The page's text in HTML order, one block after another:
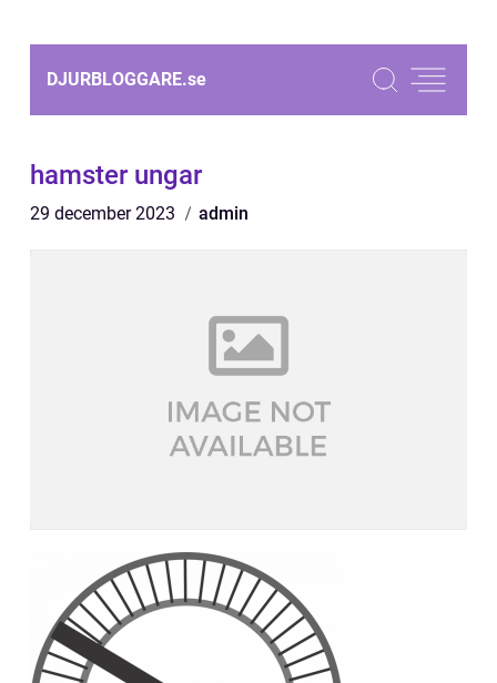
DJURBLOGGARE.se
hamster ungar
29 december 2023 admin